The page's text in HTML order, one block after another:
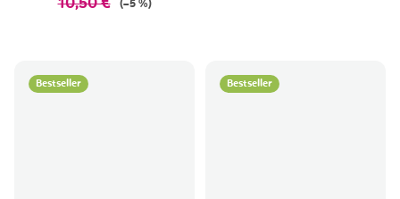
10,50 € (–5 %)
Bestseller Bestseller